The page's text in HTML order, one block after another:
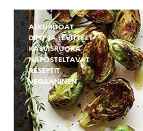
ALKURUOAT
DIPIT JA LEVITTEET
KASVISRUOKA
NAPOSTELTAVAT
RESEPTIT
VEGAANINEN